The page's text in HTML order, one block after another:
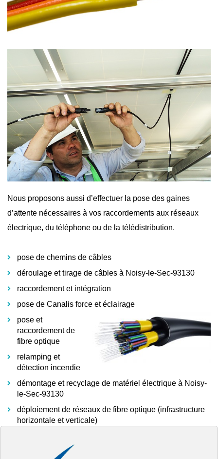
Nous proposons aussi d’effectuer la pose des gaines
d’attente nécessaires à vos raccordements aux réseaux
électrique, du téléphone ou de la télédistribution.
pose de chemins de câbles
déroulage et tirage de câbles à Noisy-le-Sec-93130
raccordement et intégration
pose de Canalis force et éclairage
pose et
raccordement de
fibre optique
relamping et
détection incendie
démontage et recyclage de matériel électrique à Noisy-
le-Sec-93130
déploiement de réseaux de fibre optique (infrastructure
horizontale et verticale)